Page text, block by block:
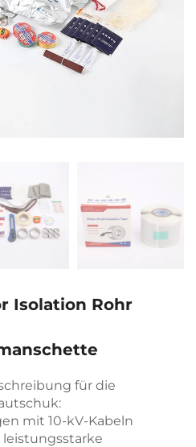
Isolation Rohr
für die
mit 10-kV-Kabeln